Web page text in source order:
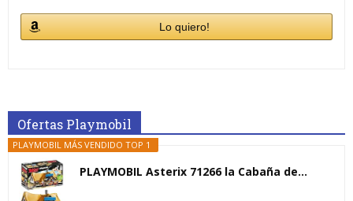
Lo quiero!
Ofertas Playmobil
PLAYMOBIL MÁS VENDIDO TOP 1
PLAYMOBIL Asterix 71266 la Cabaña de...